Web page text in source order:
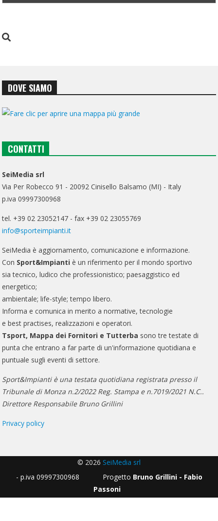
DOVE SIAMO
CONTATTI
SeiMedia srl
Via Per Robecco 91 - 20092 Cinisello Balsamo (MI) - Italy
p.iva 09997300968
tel. +39 02 23052147 - fax +39 02 23055769
info@sporteimpianti.it
SeiMedia è aggiornamento, comunicazione e informazione.
Con Sport&Impianti è un riferimento per il mondo sportivo
sia tecnico, ludico che professionistico; paesaggistico ed
energetico;
ambientale; life-style; tempo libero.
Informa e comunica in merito a normative, tecnologie
e best practises, realizzazioni e operatori.
Tsport, Mappa dei Fornitori e Tutterba sono tre testate di
punta che entrano a far parte di un'informazione quotidiana e
puntuale sugli eventi di settore.
Sport&Impianti è una testata quotidiana registrata presso il
Tribunale di Monza n.2/2022 Reg. Stampa e n.7019/2021 N.C..
Direttore Responsabile Bruno Grillini
Privacy policy
© 2026 SeiMedia srl
- p.iva 09997300968 Progetto Bruno Grillini - Fabio
Passoni